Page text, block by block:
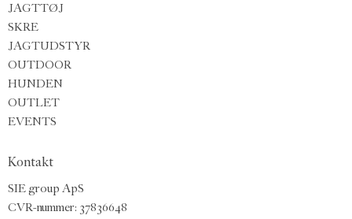
JAGTTØJ
SKRE
JAGTUDSTYR
OUTDOOR
HUNDEN
OUTLET
EVENTS
Kontakt
SIE group ApS
CVR-nummer: 37836648